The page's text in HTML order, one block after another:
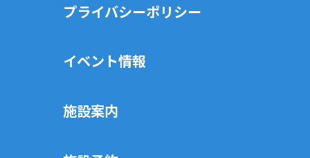
プライバシーポリシー
イベント情報
施設案内